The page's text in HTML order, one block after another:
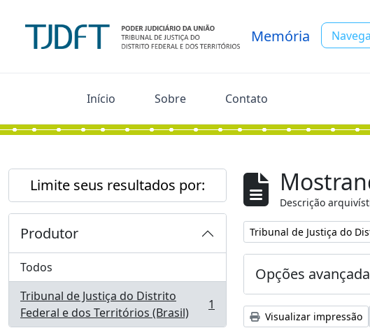
Memória
Início Sobre Contato
Limite seus resultados por:
Produtor
Todos
Tribunal de Justiça do Distrito
Federal e dos Territórios (Brasil)
, 1 resultados 1
Descrição
Remover filtro:
Tribunal de Justiça do
Opções
Visualizar impressão